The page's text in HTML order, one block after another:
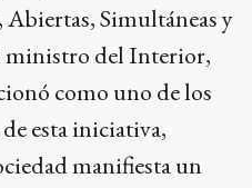
Abiertas, Simultáneas y
ministro del Interior,
como uno de los
esta iniciativa,
manifiesta un